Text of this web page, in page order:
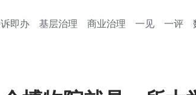
即办 基层治理 商业治理 一见 一评